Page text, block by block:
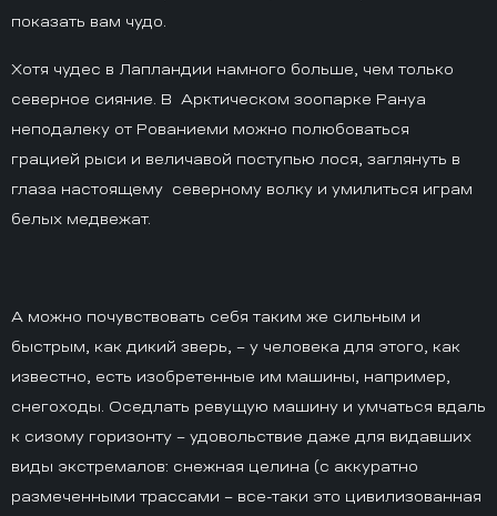
показать вам чудо.
Хотя чудес в Лапландии намного больше, чем только
северное сияние. В Арктическом зоопарке Рануа
неподалеку от Рованиеми можно полюбоваться
грацией рыси и величавой поступью лося, заглянуть в
глаза настоящему северному волку и умилиться играм
белых медвежат.
А можно почувствовать себя таким же сильным и
быстрым, как дикий зверь, – у человека для этого, как
известно, есть изобретенные им машины, например,
снегоходы. Оседлать ревущую машину и умчаться вдаль
к сизому горизонту – удовольствие даже для видавших
виды экстремалов: снежная целина (с аккуратно
размеченными трассами – все-таки это цивилизованная